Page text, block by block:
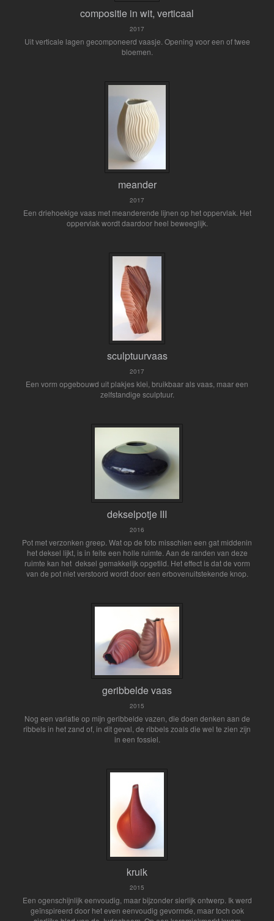
compositie in wit, verticaal
2017
Uit verticale lagen gecomponeerd vaasje. Opening voor een of twee
bloemen.
meander
2017
Een driehoekige vaas met meanderende lijnen op het oppervlak. Het
oppervlak wordt daardoor heel beweeglijk.
sculptuurvaas
2017
Een vorm opgebouwd uit plakjes klei, bruikbaar als vaas, maar een
zelfstandige sculptuur.
dekselpotje III
2016
Pot met verzonken greep. Wat op de foto misschien een gat middenin
het deksel lijkt, is in feite een holle ruimte. Aan de randen van deze
ruimte kan het deksel gemakkelijk opgetild. Het effect is dat de vorm
van de pot niet verstoord wordt door een erbovenuitstekende knop.
geribbelde vaas
2015
Nog een variatie op mijn geribbelde vazen, die doen denken aan de
ribbels in het zand of, in dit geval, de ribbels zoals die wel te zien zijn
in een fossiel.
kruik
2015
Een ogenschijnlijk eenvoudig, maar bijzonder sierlijk ontwerp. Ik werd
geïnspireerd door het even eenvoudig gevormde, maar toch ook